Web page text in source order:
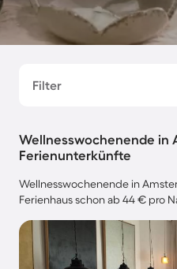
Filter
Wellnesswochenende in
Ferienunterkünfte
Wellnesswochenende in
Ferienhaus schon ab 44 € pro